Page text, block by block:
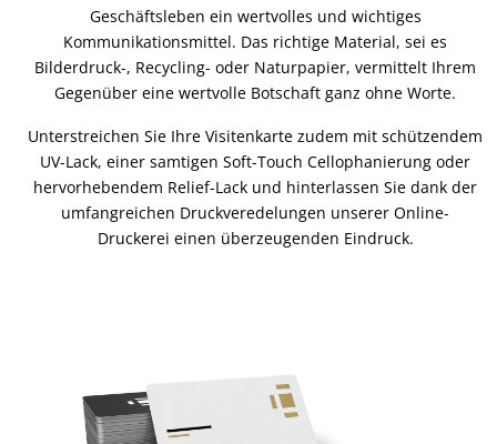
Geschäftsleben ein wertvolles und wichtiges
Kommunikationsmittel. Das richtige Material, sei es
Bilderdruck-, Recycling- oder Naturpapier, vermittelt Ihrem
Gegenüber eine wertvolle Botschaft ganz ohne Worte.
Unterstreichen Sie Ihre Visitenkarte zudem mit schützendem
UV-Lack, einer samtigen Soft-Touch Cellophanierung oder
hervorhebendem Relief-Lack und hinterlassen Sie dank der
umfangreichen Druckveredelungen unserer Online-
Druckerei einen überzeugenden Eindruck.